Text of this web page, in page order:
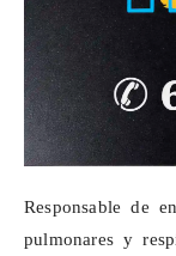
Responsable de
pulmonares y